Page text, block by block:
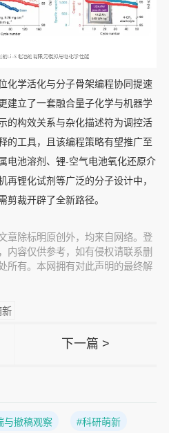
化学活化与分子骨架编程协同提速
建立了一套融合量子化学与机器学
的构效关系与杂化描述符为调控活
的工具，且该编程策略有望推广至
电池溶剂、锂-空气电池氧化还原介
再锂化试剂等广泛的分子设计中，
剪裁开辟了全新路径。
章除标明原创外，均来自网络。登
内容仅供参考，如有侵权请联系删
所有。本网拥有对此声明的最终解
新
下一篇 >
与撤稿观察 #科研萌新